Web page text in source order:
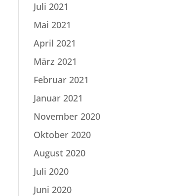
Juli 2021
Mai 2021
April 2021
März 2021
Februar 2021
Januar 2021
November 2020
Oktober 2020
August 2020
Juli 2020
Juni 2020